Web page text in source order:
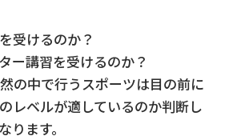
受けるのか？
ー講習を受けるのか？
の中で行うスポーツは目の前に
レベルが適しているのか判断し
ります。